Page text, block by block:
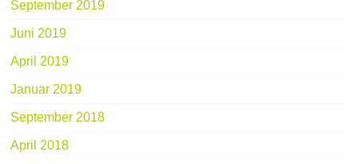
September 2019
Juni 2019
April 2019
Januar 2019
September 2018
April 2018